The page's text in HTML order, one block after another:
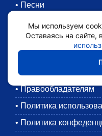
• Песни
Раскраски
Картинки
•
•
• Правообладателям
• Политика
• Политика
Мы используем
Оставаясь на сайте,